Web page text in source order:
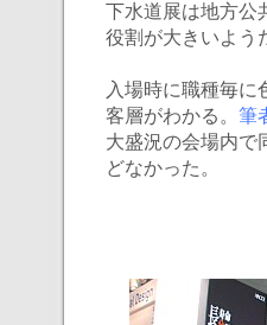
下水道展は地方公
役割が大きいよう
入場時に職種毎に
客層がわかる。 筆
大盛況の会場内で
どなかった。